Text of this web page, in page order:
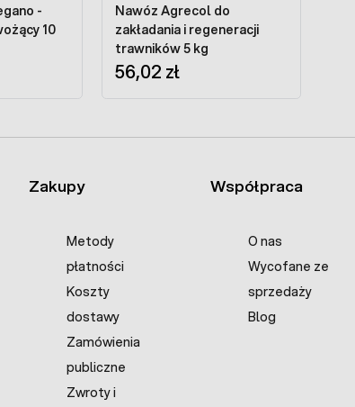
-
10
Nawóz Agrecol do
zakładania i regeneracji
trawników 5 kg
56,02 zł
Zakupy
Metody
płatności
Koszty
dostawy
Zamówienia
publiczne
Zwroty i
Współpraca
O nas
Wycofane ze
sprzedaży
Blog